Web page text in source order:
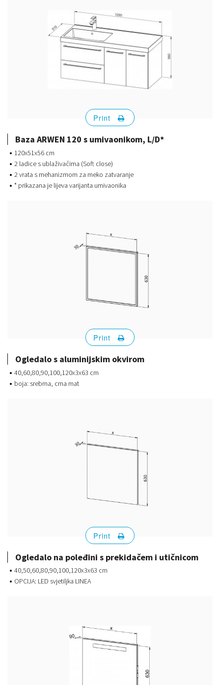
Baza ARWEN 120 s umivaonikom, L/D*
120x51x56 cm
2 ladice s ublaživačima (Soft close)
2 vrata s mehanizmom za meko zatvaranje
* prikazana je lijeva varijanta umivaonika
Print
Ogledalo s aluminijskim okvirom
40,60,80,90,100,120x3x63 cm
boja: srebrna, crna mat
Print
Ogledalo na poleđini s prekidačem i utičnicom
40,50,60,80,90,100,120x3x63 cm
OPCIJA: LED svjetiljka LINEA
Print